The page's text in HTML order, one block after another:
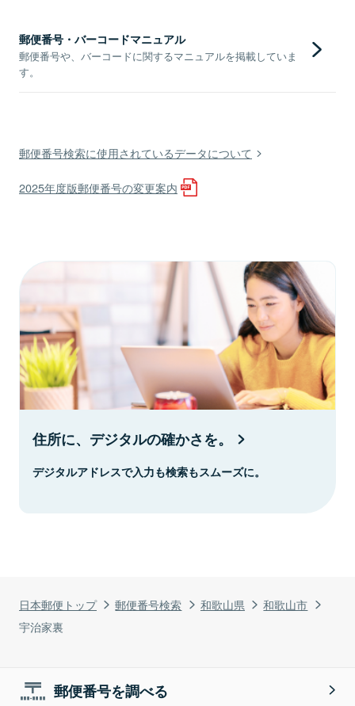
日本郵便トップ 郵便番号検索 和歌山県
和歌山市
宇治家裏
郵便番号・バーコードマニュアル
郵便番号や、バーコードに関するマニュアルを掲載していま
す。
郵便番号検索に使用されているデータについて
2025年度版郵便番号の変更案内
住所に、デジタルの確かさを。
デジタルアドレスで入力も検索もスムーズに。
郵便番号を調べる